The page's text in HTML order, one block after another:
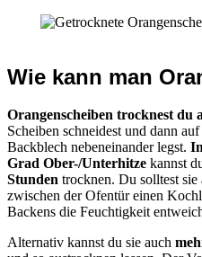
Wie kann man
Orangenscheiben trocknest du
Scheiben schneidest und dann
Backblech nebeneinander legst.
Grad Ober-/Unterhitze kannst
Stunden trocknen. Du solltest sie
zwischen der Ofentür einen
Backens die Feuchtigkeit
Alternativ kannst du sie auch